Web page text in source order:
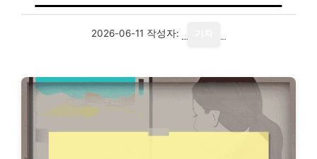
2026-06-11 작성자: